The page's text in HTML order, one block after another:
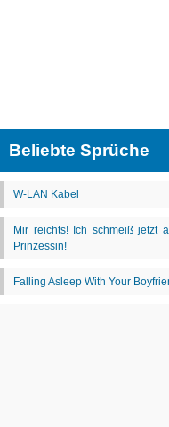
Beliebte Sprüche